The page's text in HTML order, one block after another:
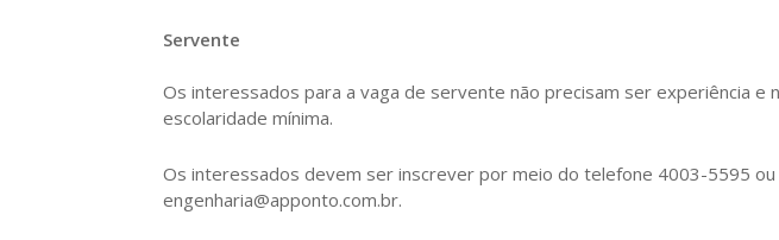
Servente
Os interessados para a vaga de servente não precisam ser experiência e
escolaridade mínima.
Os interessados devem ser inscrever por meio do telefone 4003-5595 ou
engenharia@apponto.com.br.